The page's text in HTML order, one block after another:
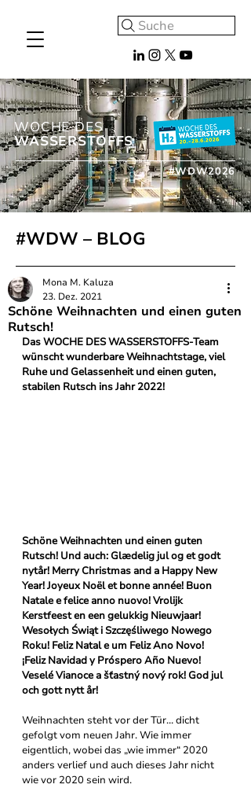
Suche
WOCHE DES
WASSERSTOFFS
#WDW2026
#WDW – BLOG
Schöne Weihnachten und einen guten
Rutsch!
Mona M. Kaluza
23. Dez. 2021
Das WOCHE DES WASSERSTOFFS-Team
wünscht wunderbare Weihnachtstage, viel
Ruhe und Gelassenheit und einen guten,
stabilen Rutsch ins Jahr 2022!
Schöne Weihnachten und einen guten
Rutsch! Und auch: Glædelig jul og et godt
nytår! Merry Christmas and a Happy New
Year! Joyeux Noël et bonne année! Buon
Natale e felice anno nuovo! Vrolijk
Kerstfeest en een gelukkig Nieuwjaar!
Wesołych Świąt i Szczęśliwego Nowego
Roku! Feliz Natal e um Feliz Ano Novo!
¡Feliz Navidad y Próspero Año Nuevo!
Veselé Vianoce a šťastný nový rok! God jul
och gott nytt år!
Weihnachten steht vor der Tür… dicht
gefolgt vom neuen Jahr. Wie immer
eigentlich, wobei das „wie immer“ 2020
anders verlief und auch dieses Jahr nicht
wie vor 2020 sein wird.